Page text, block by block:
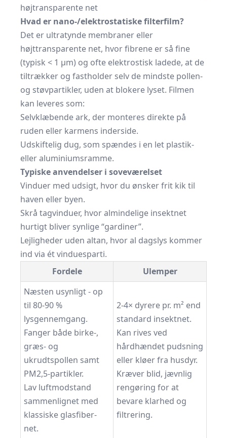
højtransparente net
Hvad er nano-/elektrostatiske filterfilm?
Det er ultratynde membraner eller
højttransparente net, hvor fibrene er så fine
(typisk < 1 μm) og ofte elektrostisk ladede, at de
tiltrækker og fastholder selv de mindste pollen-
og støvpartikler, uden at blokere lyset. Filmen
kan leveres som:
Selvklæbende ark, der monteres direkte på
ruden eller karmens inderside.
Udskiftelig dug, som spændes i en let plastik-
eller aluminiumsramme.
Typiske anvendelser i soveværelset
Vinduer med udsigt, hvor du ønsker frit kik til
haven eller byen.
Skrå tagvinduer, hvor almindelige insektnet
hurtigt bliver synlige “gardiner”.
Lejligheder uden altan, hvor al dagslys kommer
ind via ét vinduesparti.
Fordele
Ulemper
Næsten usynligt - op
til 80-90 %
lysgennemgang.
Fanger både birke-,
græs- og
ukrudtspollen samt
PM2,5-partikler.
Lav luftmodstand
sammenlignet med
klassiske glasfiber-
net.
2-4× dyrere pr. m² end
standard insektnet.
Kan rives ved
hårdhændet pudsning
eller kløer fra husdyr.
Kræver blid, jævnlig
rengøring for at
bevare klarhed og
filtrering.